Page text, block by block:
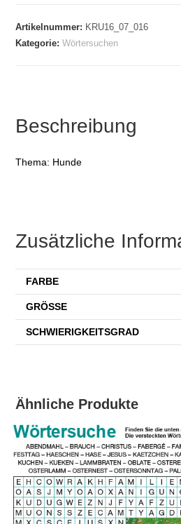
Artikelnummer: KRU16_07_016
Kategorie:Wörtersuchen
Beschreibung
Thema: Hunde
Zusätzliche
FARBE
GRÖSSE
SCHWIERIGKEITSGRAD
Ähnliche Produkte